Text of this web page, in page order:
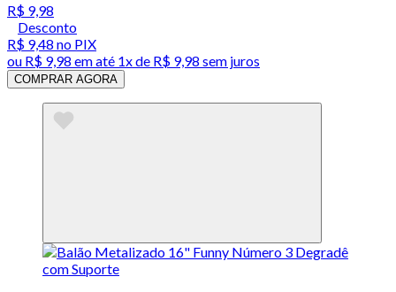
R$ 9,98
Desconto
R$ 9,48 no PIX
ou R$ 9,98 em até 1x de R$ 9,98 sem juros
COMPRAR AGORA